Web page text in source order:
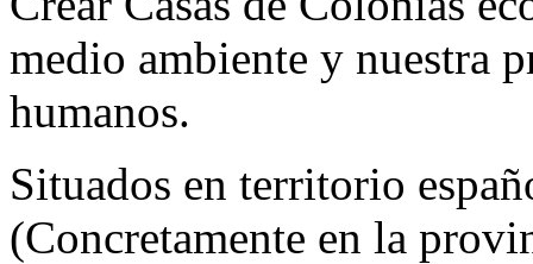
medio ambiente y nuestra
humanos.
Situados en territorio
(Concretamente en la